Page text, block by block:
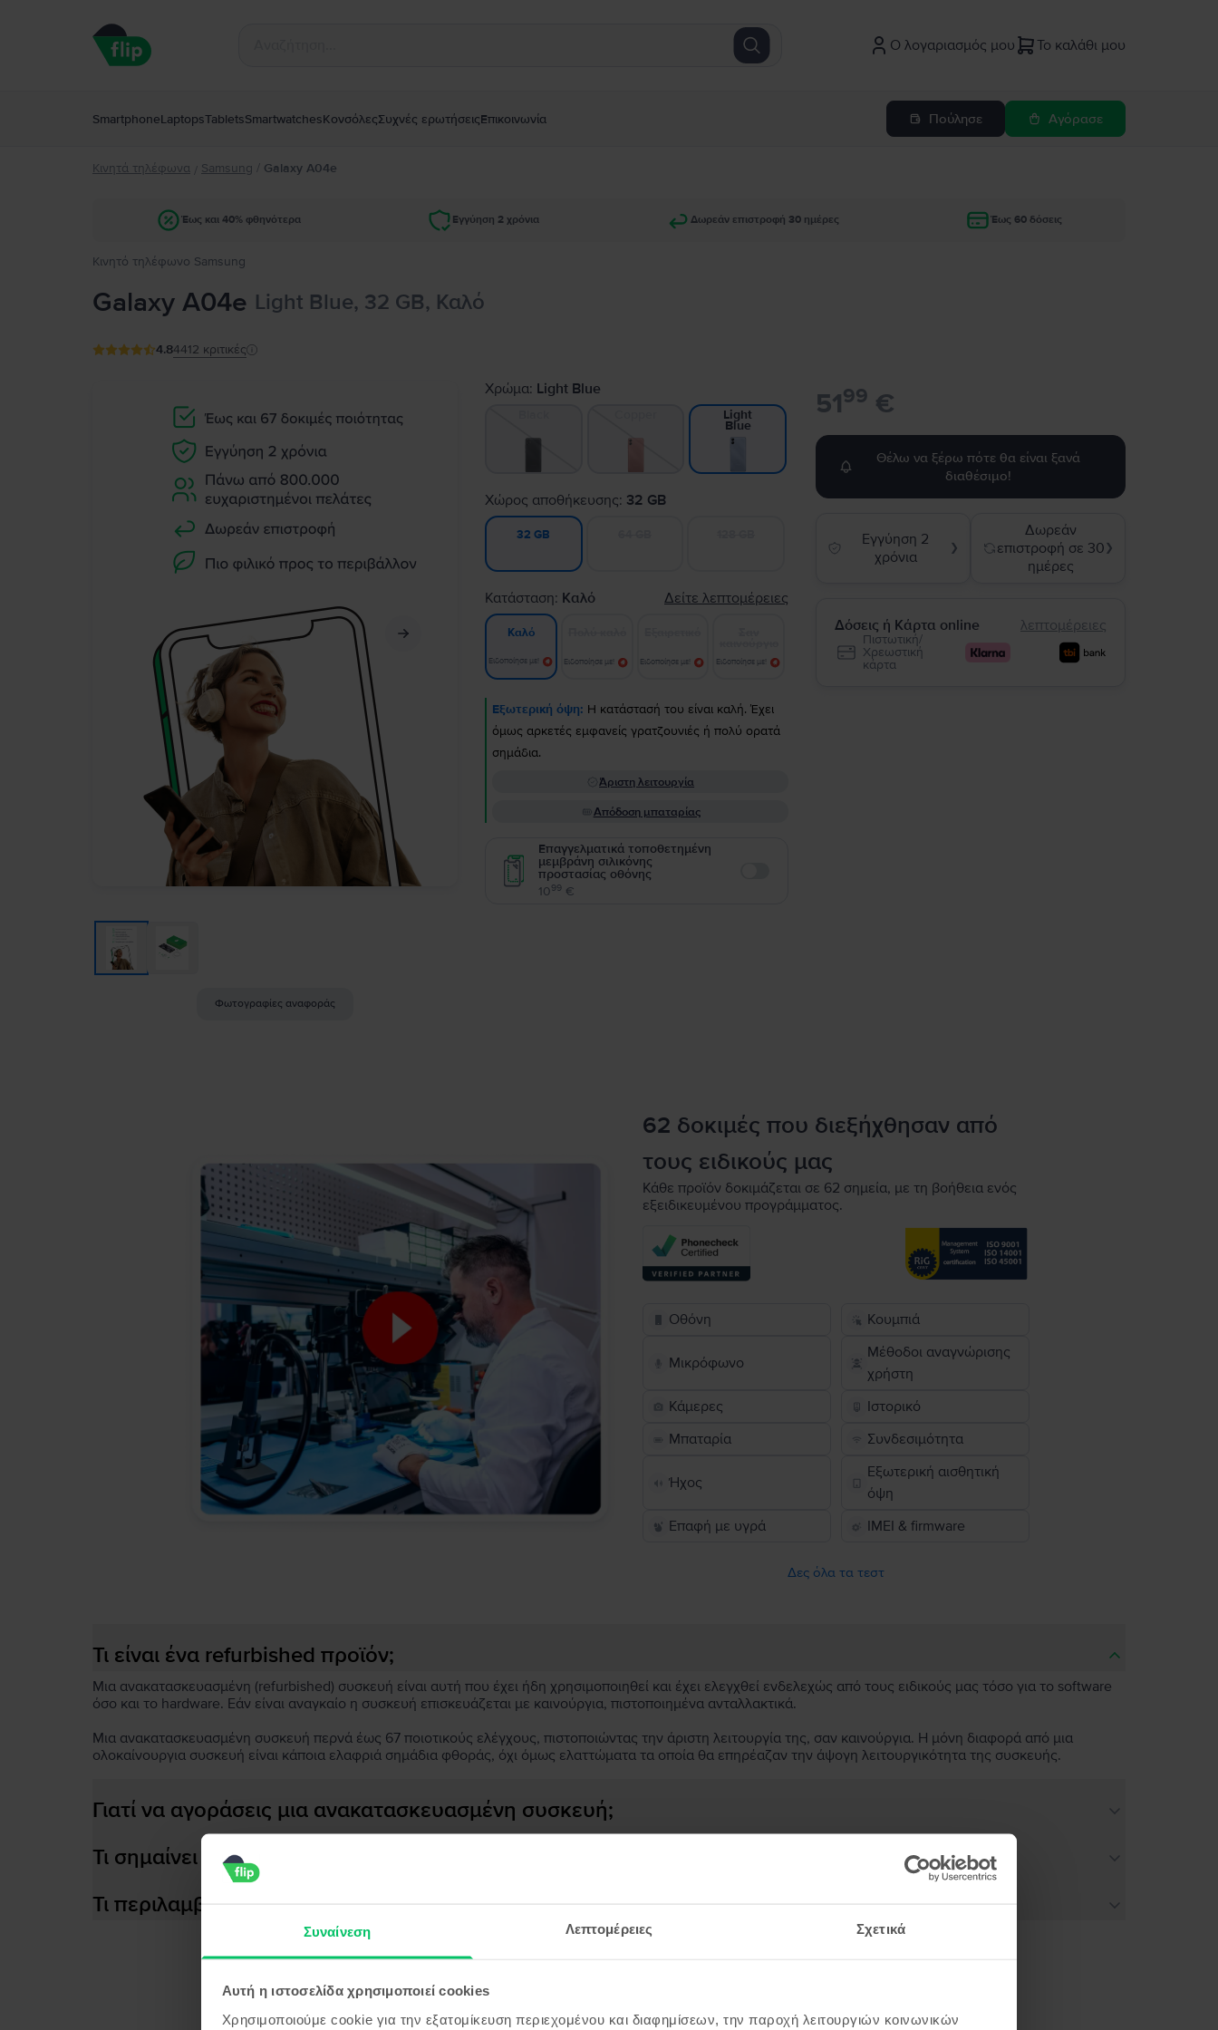
Συναίνεση Λεπτομέρειες Σχετικά
Αυτή η ιστοσελίδα χρησιμοποιεί cookies
Χρησιμοποιούμε cookie για την εξατομίκευση περιεχομένου και διαφημίσεων, την παροχή λειτουργιών κοινωνικών
Ο λογαριασμός μου Το καλάθι μου
SmartphoneLaptopsTabletsSmartwatchesΚονσόλεςΣυχνές ερωτήσειςΕπικοινωνία Πούλησε Αγόρασε
Κινητά τηλέφωνα / Samsung / Galaxy A04e
Έως και 40% φθηνότερα Εγγύηση 2 χρόνια Δωρεάν επιστροφή 30 ημέρες Έως 60 δόσεις
Κινητό τηλέφωνο Samsung
Galaxy A04e Light Blue, 32 GB, Καλό
4.84412 κριτικές
Φωτογραφίες αναφοράς
Χρώμα: Light Blue
Light
Blue
Χώρος αποθήκευσης: 32 GB
32 GB
Κατάσταση: Καλό Δείτε λεπτομέρειες
Καλό
Ειδοποίησε με! Ειδοποίησε με! Ειδοποίησε με! Ειδοποίησε με!
Εξωτερική όψη: Η κατάστασή του είναι καλή. Έχει
όμως αρκετές εμφανείς γρατζουνιές ή πολύ ορατά
σημάδια.
Άριστη λειτουργία
Απόδοση μπαταρίας
Επαγγελματικά τοποθετημένη
μεμβράνη σιλικόνης
προστασίας οθόνης
1099 €
5199 €
Θέλω να ξέρω πότε θα είναι ξανά
διαθέσιμο!
Εγγύηση 2
χρόνια
❯
Δωρεάν
επιστροφή σε 30
ημέρες
❯
Δόσεις ή Κάρτα online λεπτομέρειες
Πιστωτική/
Χρεωστική
κάρτα
62 δοκιμές που διεξήχθησαν από
τους ειδικούς μας
Κάθε προϊόν δοκιμάζεται σε 62 σημεία, με τη βοήθεια ενός
εξειδικευμένου προγράμματος.
Οθόνη Κουμπιά
Μικρόφωνο
Μέθοδοι αναγνώρισης
χρήστη
Κάμερες
Ιστορικό
Μπαταρία
Συνδεσιμότητα
Ήχος
Εξωτερική αισθητική
όψη
Επαφή με υγρά
IMEI & firmware
Δες όλα τα τεστ
Τι είναι ένα refurbished προϊόν;
Μια ανακατασκευασμένη (refurbished) συσκευή είναι αυτή που έχει ήδη χρησιμοποιηθεί και έχει ελεγχθεί ενδελεχώς από τους ειδικούς μας τόσο για το software
όσο και το hardware. Εάν είναι αναγκαίο η συσκευή επισκευάζεται με καινούργια, πιστοποιημένα ανταλλακτικά.
Μια ανακατασκευασμένη συσκευή περνά έως 67 ποιοτικούς ελέγχους, πιστοποιώντας την άριστη λειτουργία της, σαν καινούργια. Η μόνη διαφορά από μια
ολοκαίνουργια συσκευή είναι κάποια ελαφριά σημάδια φθοράς, όχι όμως ελαττώματα τα οποία θα επηρέαζαν την άψογη λειτουργικότητα της συσκευής.
Γιατί να αγοράσεις μια ανακατασκευασμένη συσκευή;
Τι σημαίνει αποδοτική μπαταρία;
Τι περιλαμβάνεται στο κουτί της συσκευής;
Προϊόντα παρόμοια με την αναζήτησή σου
Κέρδισε!
Το επόμενο κινητό σου θα είναι ακόμα πιο φθηνό!